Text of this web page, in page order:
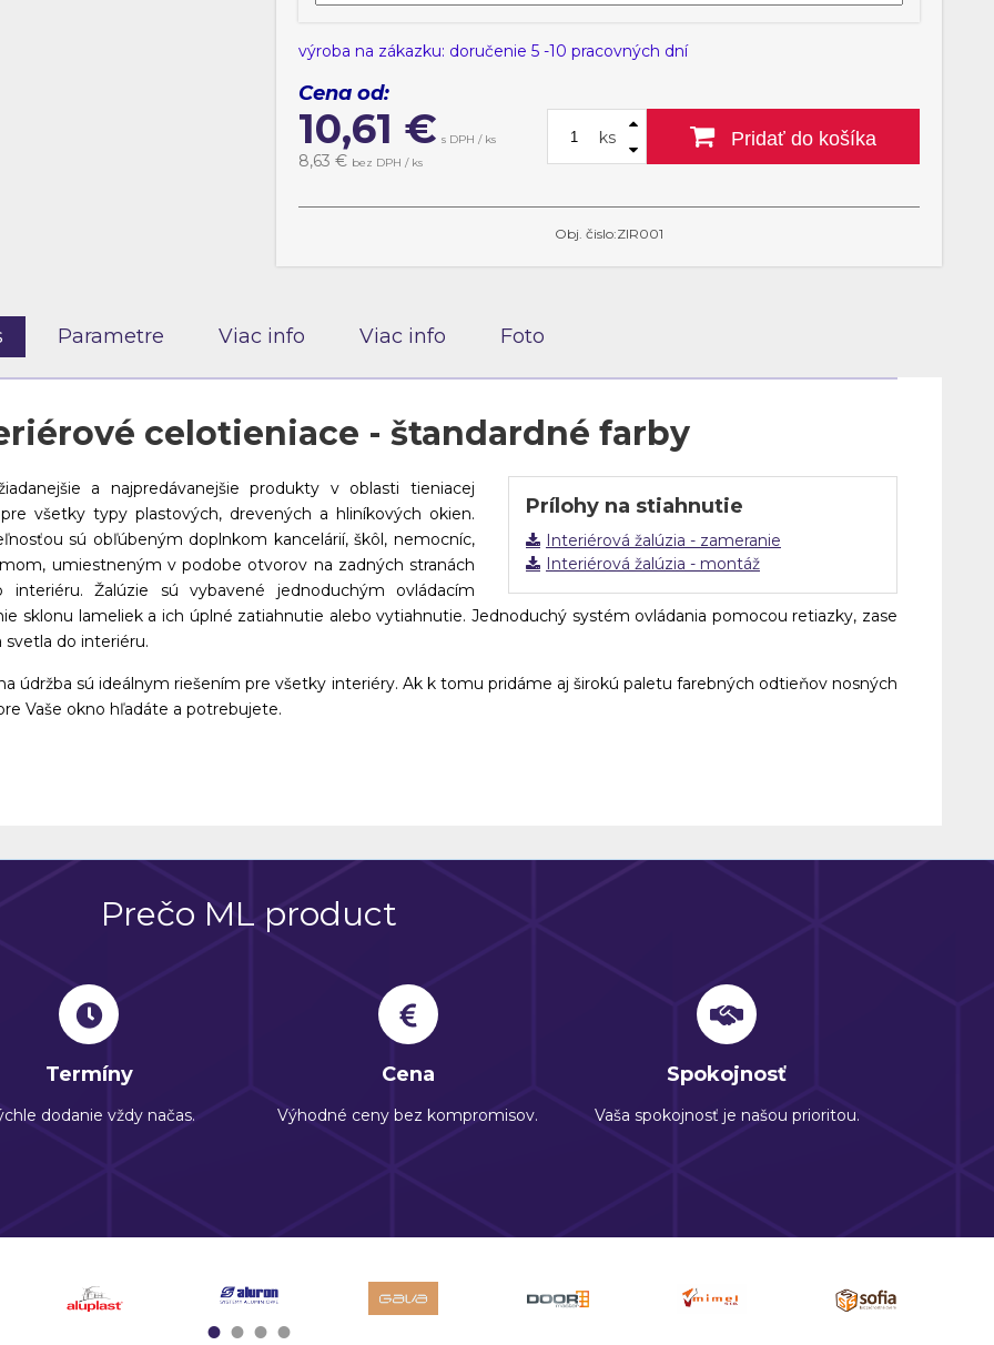
výroba na zákazku: doručenie 5 -10 pracovných dní
Cena od:
10,61 € s DPH / ks
8,63 € bez DPH / ks
ks Pridať do košíka
Obj. čislo:ZIR001
Parametre Viac info Viac info Foto
celotieniace - štandardné farby
Prílohy na stiahnutie
Interiérová žalúzia - zameranie
Interiérová žalúzia - montáž
a najpredávanejšie produkty v oblasti tieniacej
všetky typy plastových, drevených a hliníkových okien.
sú obľúbeným doplnkom kancelárií, škôl, nemocníc,
umiestneným v podobe otvorov na zadných stranách
Žalúzie sú vybavené jednoduchým ovládacím
sklonu lameliek a ich úplné zatiahnutie alebo vytiahnutie. Jednoduchý systém ovládania pomocou retiazky, zase
do interiéru.
údržba sú ideálnym riešením pre všetky interiéry. Ak k tomu pridáme aj širokú paletu farebných odtieňov nosných
Vaše okno hľadáte a potrebujete.
Prečo ML product
Termíny
dodanie vždy načas.
Cena
Výhodné ceny bez kompromisov.
Spokojnosť
Vaša spokojnosť je našou prioritou.
1234